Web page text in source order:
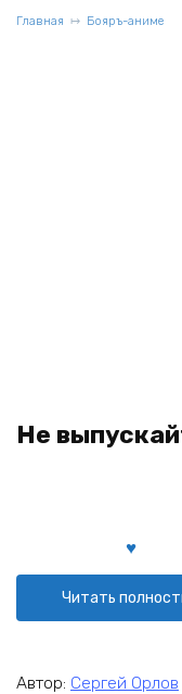
Главная Бояръ-аниме
Не
Читать
Автор: Сергей Орлов